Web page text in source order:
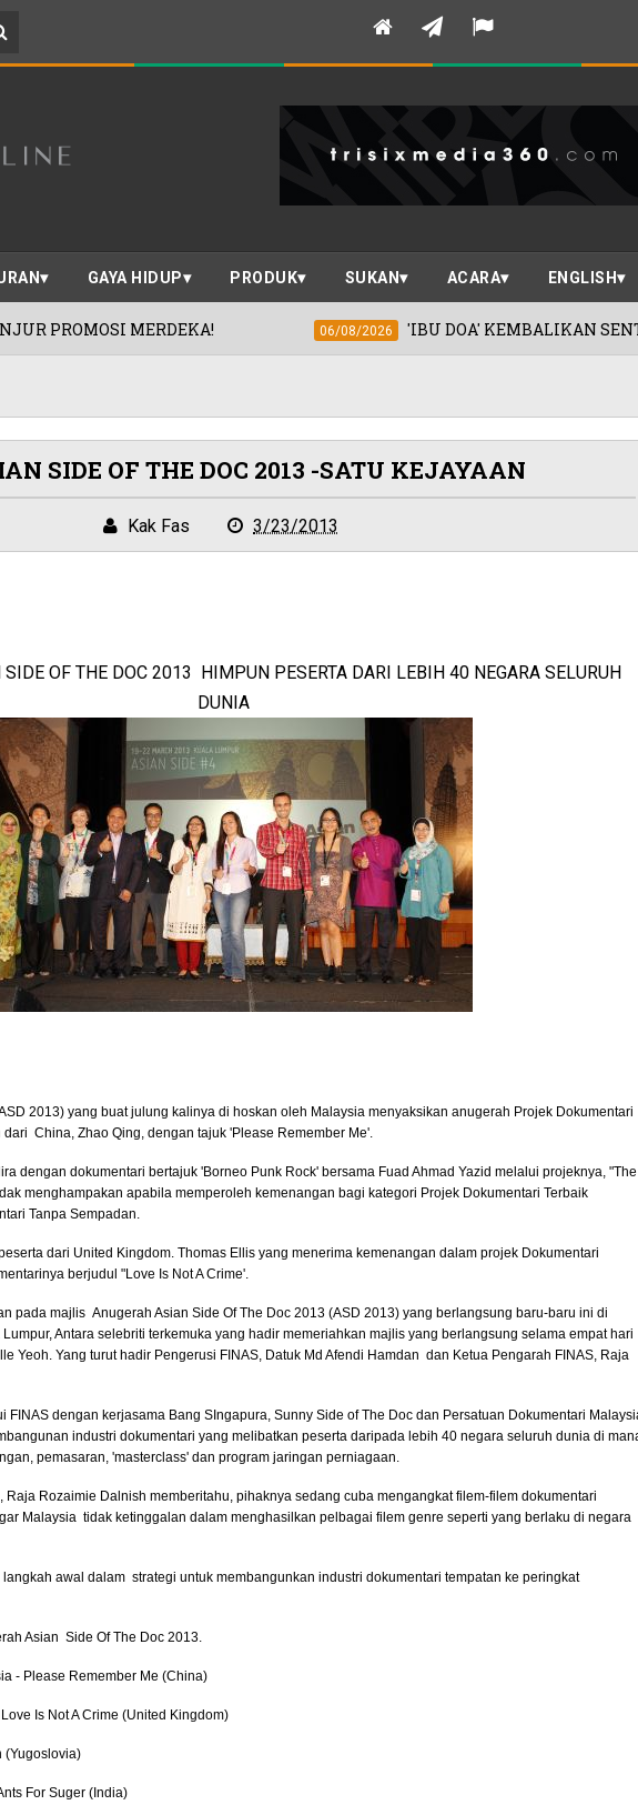
GAYA HIDUP PRODUK SUKAN ACARA ENGLISH
MERDEKA! 'IBU DOA' KEMBALIKAN SENTUHAN
SIDE OF THE DOC 2013 -SATU KEJAYAAN
Kak Fas 3/23/2013
OF THE DOC 2013 HIMPUN PESERTA DARI LEBIH 40 NEGARA SELURUH
DUNIA
2013) yang buat julung kalinya di hoskan oleh Malaysia menyaksikan anugerah Projek Dokumentari
dari China, Zhao Qing, dengan tajuk 'Please Remember Me'.
dengan dokumentari bertajuk 'Borneo Punk Rock' bersama Fuad Ahmad Yazid melalui projeknya, "The
menghampakan apabila memperoleh kemenangan bagi kategori Projek Dokumentari Terbaik
Tanpa Sempadan.
dari United Kingdom. Thomas Ellis yang menerima kemenangan dalam projek Dokumentari
berjudul "Love Is Not A Crime'.
pada majlis Anugerah Asian Side Of The Doc 2013 (ASD 2013) yang berlangsung baru-baru ini di
Lumpur, Antara selebriti terkemuka yang hadir memeriahkan majlis yang berlangsung selama empat hari
Yeoh. Yang turut hadir Pengerusi FINAS, Datuk Md Afendi Hamdan dan Ketua Pengarah FINAS, Raja
dengan kerjasama Bang SIngapura, Sunny Side of The Doc dan Persatuan Dokumentari
industri dokumentari yang melibatkan peserta daripada lebih 40 negara seluruh dunia di
pemasaran, 'masterclass' dan program jaringan perniagaan.
Raja Rozaimie Dalnish memberitahu, pihaknya sedang cuba mengangkat filem-filem dokumentari
Malaysia tidak ketinggalan dalam menghasilkan pelbagai filem genre seperti yang berlaku di negara
awal dalam strategi untuk membangunkan industri dokumentari tempatan ke peringkat
Asian Side Of The Doc 2013.
- Please Remember Me (China)
Is Not A Crime (United Kingdom)
(Yugoslovia)
For Suger ( India)